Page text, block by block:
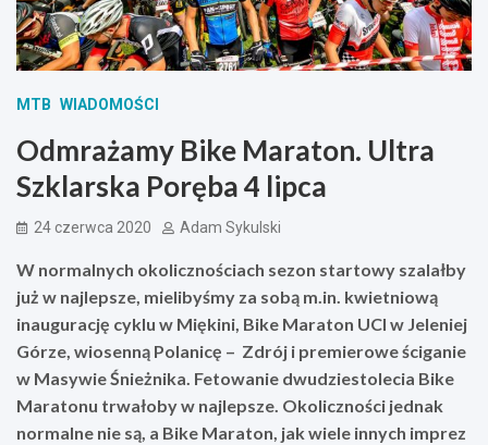
MTB WIADOMOŚCI
Odmrażamy Bike Maraton. Ultra
Szklarska Poręba 4 lipca
24 czerwca 2020 Adam Sykulski
W normalnych okolicznościach sezon startowy szalałby
już w najlepsze, mielibyśmy za sobą m.in. kwietniową
inaugurację cyklu w Miękini, Bike Maraton UCI w Jeleniej
Górze, wiosenną Polanicę – Zdrój i premierowe ściganie
w Masywie Śnieżnika. Fetowanie dwudziestolecia Bike
Maratonu trwałoby w najlepsze. Okoliczności jednak
normalne nie są, a Bike Maraton, jak wiele innych imprez